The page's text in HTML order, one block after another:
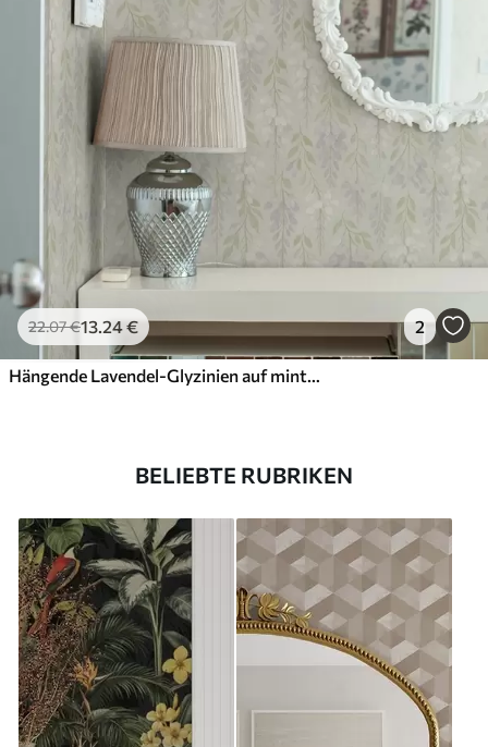
22.07€13.24€ 2
Hängende Lavendel-Glyzinien auf mintgrünem Hintergrund
BELIEBTE RUBRIKEN